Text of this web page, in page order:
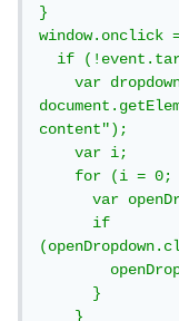
}
if
    var dropdowns =
content");
    var i;
    for (i = 0; i < dropdowns.length; i++) {
      var openDropdown = dropdowns[i];
      if
      }
    }